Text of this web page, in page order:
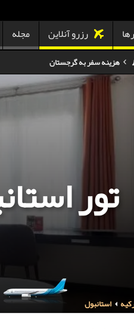
رزرو آنلاین مجله
هزینه سفر به تایلند
کدام هواپیمایی کدام ترمینال مهرآباد؟
استرداد بلیط هواپیما در شرایط جنگی
سفر به ارمنستان | دیدنی‌ها و تجربیات
هزینه سفر به گرجستان
تور
استانبول